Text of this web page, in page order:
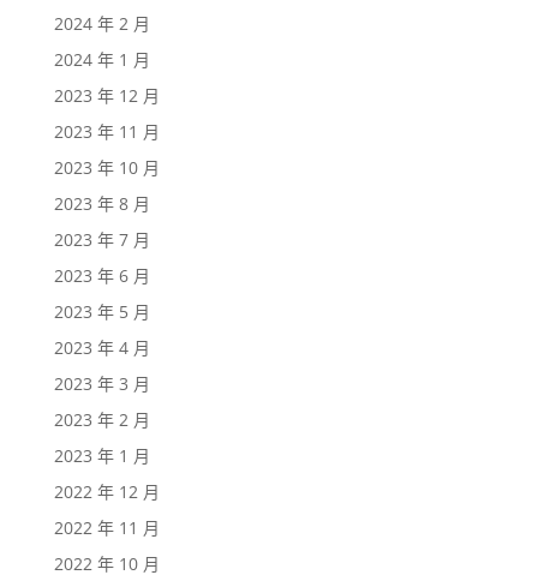
2024 年 2 月
2024 年 1 月
2023 年 12 月
2023 年 11 月
2023 年 10 月
2023 年 8 月
2023 年 7 月
2023 年 6 月
2023 年 5 月
2023 年 4 月
2023 年 3 月
2023 年 2 月
2023 年 1 月
2022 年 12 月
2022 年 11 月
2022 年 10 月